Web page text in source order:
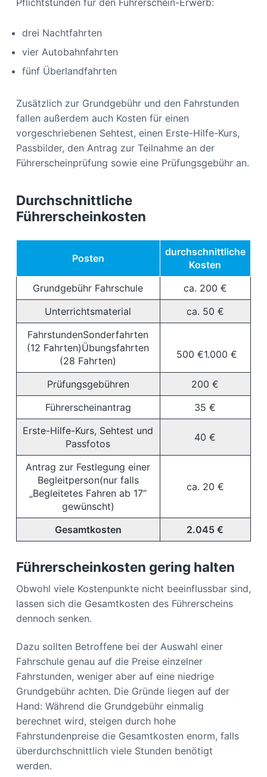
drei Nachtfahrten
vier Autobahnfahrten
fünf Überlandfahrten
Zusätzlich zur Grundgebühr und den Fahrstunden
fallen außerdem auch Kosten für einen
vorgeschriebenen Sehtest, einen Erste-Hilfe-Kurs,
Passbilder, den Antrag zur Teilnahme an der
Führerscheinprüfung sowie eine Prüfungsgebühr an.
Durchschnittliche
Führerscheinkosten
Posten
durchschnittliche
Kosten
Grundgebühr Fahrschule
ca. 200 €
Unterrichtsmaterial
ca. 50 €
FahrstundenSonderfahrten
(12 Fahrten)Übungsfahrten
(28 Fahrten)
500 €1.000 €
Prüfungsgebühren
200 €
Führerscheinantrag
35 €
Erste-Hilfe-Kurs, Sehtest und
Passfotos
40 €
Antrag zur Festlegung einer
Begleitperson(nur falls
„Begleitetes Fahren ab 17“
gewünscht)
ca. 20 €
Gesamtkosten 2.045 €
Führerscheinkosten gering halten
Obwohl viele Kostenpunkte nicht beeinflussbar sind,
lassen sich die Gesamtkosten des Führerscheins
dennoch senken.
Dazu sollten Betroffene bei der Auswahl einer
Fahrschule genau auf die Preise einzelner
Fahrstunden, weniger aber auf eine niedrige
Grundgebühr achten. Die Gründe liegen auf der
Hand: Während die Grundgebühr einmalig
berechnet wird, steigen durch hohe
Fahrstundenpreise die Gesamtkosten enorm, falls
überdurchschnittlich viele Stunden benötigt
werden.